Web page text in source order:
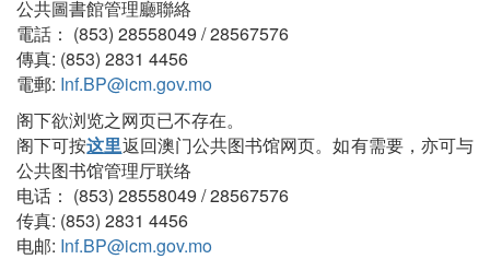
公共圖書館管理廳聯絡
電話： (853) 28558049 / 28567576
傳真: (853) 2831 4456
電郵: Inf.BP@icm.gov.mo
阁下欲浏览之网页已不存在。
阁下可按这里返回澳门公共图书馆网页。如有需要，亦可与
公共图书馆管理厅联络
电话： (853) 28558049 / 28567576
传真: (853) 2831 4456
电邮: Inf.BP@icm.gov.mo